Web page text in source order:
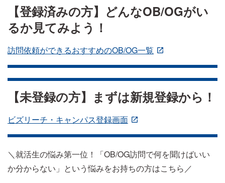
【登録済みの方】どんなOB/OGがい
るか見てみよう！
訪問依頼ができるおすすめのOB/OG一覧
【未登録の方】まずは新規登録から！
ビズリーチ・キャンパス登録画面
＼就活生の悩み第一位！「OB/OG訪問で何を聞けばいい
か分からない」という悩みをお持ちの方はこちら／